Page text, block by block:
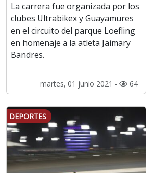
La carrera fue organizada por los
clubes Ultrabikex y Guayamures
en el circuito del parque Loefling
en homenaje a la atleta Jaimary
Bandres.
martes, 01 junio 2021 - 64
DEPORTES